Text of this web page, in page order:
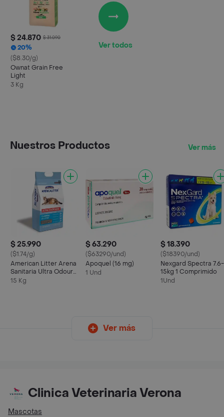
$ 24.870 $ 31.090
20%
($8.30/g)
Ownat Grain Free
Light
3 Kg
Ver todos
Nuestros Productos Ver más
$ 25.990
($1.74/g)
American Litter Arena
Sanitaria Ultra Odour
Seal
15 Kg
$ 63.290
($63290/und)
Apoquel (16 mg)
1 Und
$ 18.390
($18390/und)
Nexgard Spectra 7.6-
15kg 1 Comprimido
1Und
Ver más
Clinica Veterinaria Verona
Mascotas